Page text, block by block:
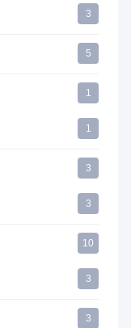
3
5
1
1
3
3
10
3
3